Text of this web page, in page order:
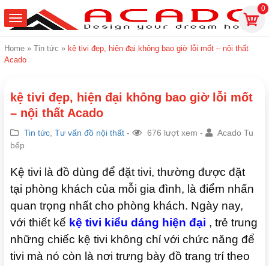
0
Home » Tin tức » kệ tivi đẹp, hiện đại không bao giờ lỗi mốt – nội thất
Acado
kệ tivi đẹp, hiện đại không bao giờ lỗi mốt
– nội thất Acado
Tin tức Tư vấn đồ nội thất - 676 lượt xem -
Acado Tu
bếp
Kệ tivi là đồ dùng để đặt tivi, thường được đặt
tại phòng khách của mỗi gia đình, là điểm nhấn
quan trọng nhất cho phòng khách. Ngày nay,
với thiết kế kệ tivi kiểu dáng hiện đại , trẻ trung
những chiếc kệ tivi không chỉ với chức năng để
tivi mà nó còn là nơi trưng bày đồ trang trí theo